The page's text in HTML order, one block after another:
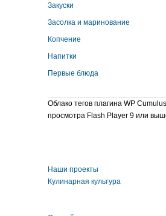
Закуски
Засолка и маринование
Копчение
Напитки
Первые блюда
Облако тегов плагина WP
просмотра Flash Player 9 или
Наши проекты
Кулинарная культура